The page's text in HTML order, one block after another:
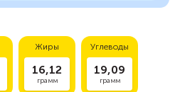
Жиры
16,12
грамм
Углеводы
19,09
грамм